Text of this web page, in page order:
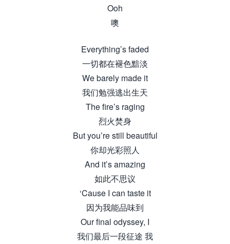
Ooh
噢
Everything’s faded
一切都在褪色黯淡
We barely made it
我们勉强逃出生天
The fire’s raging
烈火焚身
But you’re still beautiful
你却光彩照人
And it’s amazing
如此不思议
‘Cause I can taste it
因为我能品味到
Our final odyssey, I
我们最后一段征途 我